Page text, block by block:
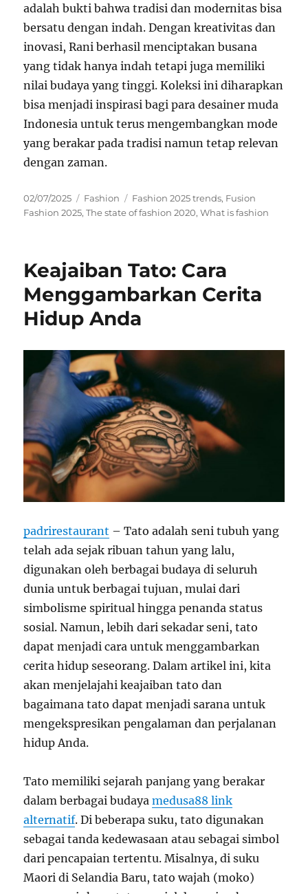
adalah bukti bahwa tradisi dan modernitas bisa
bersatu dengan indah. Dengan kreativitas dan
inovasi, Rani berhasil menciptakan busana
yang tidak hanya indah tetapi juga memiliki
nilai budaya yang tinggi. Koleksi ini diharapkan
bisa menjadi inspirasi bagi para desainer muda
Indonesia untuk terus mengembangkan mode
yang berakar pada tradisi namun tetap relevan
dengan zaman.
Posted
on
02/07/2025 Categories
Fashion Tags
Fashion 2025 trends, Fusion
Fashion 2025,The state of fashion 2020,What is fashion
Keajaiban Tato: Cara
Menggambarkan Cerita
Hidup Anda
padrirestaurant – Tato adalah seni tubuh yang
telah ada sejak ribuan tahun yang lalu,
digunakan oleh berbagai budaya di seluruh
dunia untuk berbagai tujuan, mulai dari
simbolisme spiritual hingga penanda status
sosial. Namun, lebih dari sekadar seni, tato
dapat menjadi cara untuk menggambarkan
cerita hidup seseorang. Dalam artikel ini, kita
akan menjelajahi keajaiban tato dan
bagaimana tato dapat menjadi sarana untuk
mengekspresikan pengalaman dan perjalanan
hidup Anda.
Tato memiliki sejarah panjang yang berakar
dalam berbagai budayamedusa88 link
alternatif. Di beberapa suku, tato digunakan
sebagai tanda kedewasaan atau sebagai simbol
dari pencapaian tertentu. Misalnya, di suku
Maori di Selandia Baru, tato wajah (moko)